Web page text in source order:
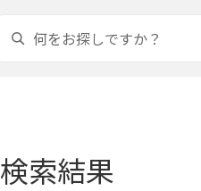
検索結果